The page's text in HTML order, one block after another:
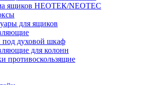
ящиков НЕОТЕК/NEOTEC
для ящиков
духовой шкаф
для колонн
противоскользящие